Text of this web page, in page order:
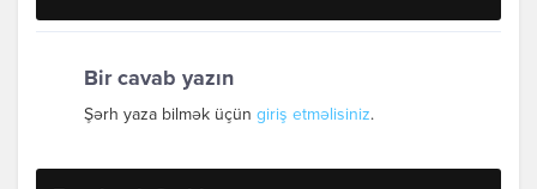
Bir cavab yazın
Şərh yaza bilmək üçün giriş etməlisiniz.